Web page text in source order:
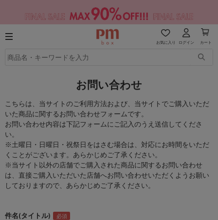
お気に入り ログイン カート
お問い合わせ
こちらは、当サイトのご利用方法および、当サイトでご購入いただ
いた商品に関するお問い合わせフォームです。
お問い合わせ内容は下記フォームにご記入のうえ送信してくださ
い。
※土曜日・日曜日・祝祭日をはさむ場合は、対応にお時間をいただ
くことがございます。あらかじめご了承ください。
※当サイト以外の店舗でご購入された商品に関するお問い合わせ
は、直接ご購入いただいた店舗へお問い合わせいただくようお願い
しておりますので、あらかじめご了承ください。
件名(タイトル)